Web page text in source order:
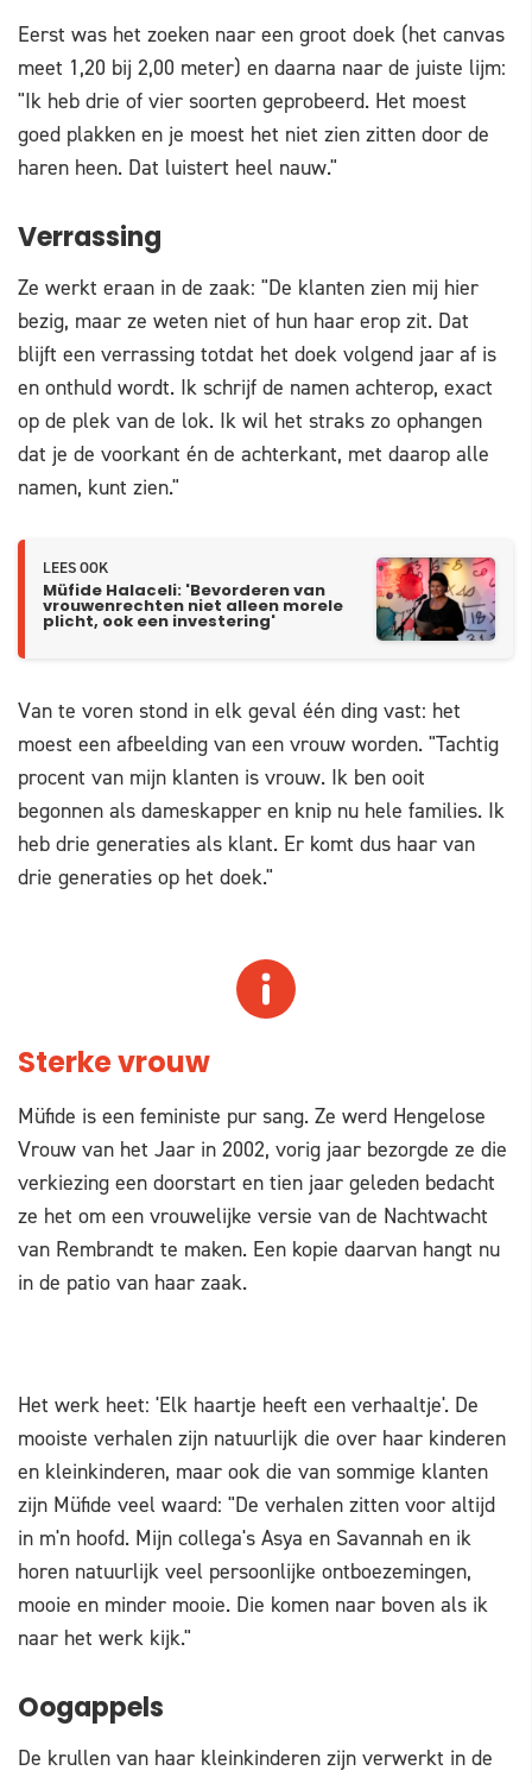
Eerst was het zoeken naar een groot doek (het canvas
meet 1,20 bij 2,00 meter) en daarna naar de juiste lijm:
"Ik heb drie of vier soorten geprobeerd. Het moest
goed plakken en je moest het niet zien zitten door de
haren heen. Dat luistert heel nauw."
Verrassing
Ze werkt eraan in de zaak: "De klanten zien mij hier
bezig, maar ze weten niet of hun haar erop zit. Dat
blijft een verrassing totdat het doek volgend jaar af is
en onthuld wordt. Ik schrijf de namen achterop, exact
op de plek van de lok. Ik wil het straks zo ophangen
dat je de voorkant én de achterkant, met daarop alle
namen, kunt zien."
LEES OOK
Müfide Halaceli: 'Bevorderen van
vrouwenrechten niet alleen morele
plicht, ook een investering'
Van te voren stond in elk geval één ding vast: het
moest een afbeelding van een vrouw worden. "Tachtig
procent van mijn klanten is vrouw. Ik ben ooit
begonnen als dameskapper en knip nu hele families. Ik
heb drie generaties als klant. Er komt dus haar van
drie generaties op het doek."
Sterke vrouw
Müfide is een feministe pur sang. Ze werd Hengelose
Vrouw van het Jaar in 2002, vorig jaar bezorgde ze die
verkiezing een doorstart en tien jaar geleden bedacht
ze het om een vrouwelijke versie van de Nachtwacht
van Rembrandt te maken. Een kopie daarvan hangt nu
in de patio van haar zaak.
Het werk heet: 'Elk haartje heeft een verhaaltje'. De
mooiste verhalen zijn natuurlijk die over haar kinderen
en kleinkinderen, maar ook die van sommige klanten
zijn Müfide veel waard: "De verhalen zitten voor altijd
in m'n hoofd. Mijn collega's Asya en Savannah en ik
horen natuurlijk veel persoonlijke ontboezemingen,
mooie en minder mooie. Die komen naar boven als ik
naar het werk kijk."
Oogappels
De krullen van haar kleinkinderen zijn verwerkt in de